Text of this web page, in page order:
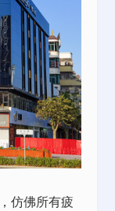
仿佛所有疲